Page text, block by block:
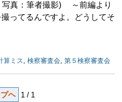
写真：筆者撮影) ～前編より
ってるんですよ。どうしてそ
算ミス, 検察審査会, 第５検察審査会
プヘ 1 / 1